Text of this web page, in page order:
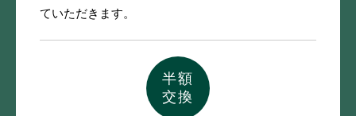
ていただきます。
半額
交換